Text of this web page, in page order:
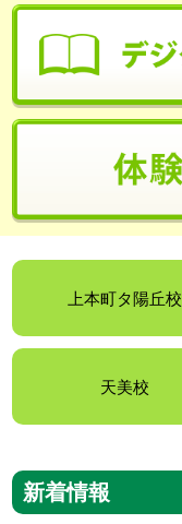
上本町タ陽丘校
天美校
新着情報